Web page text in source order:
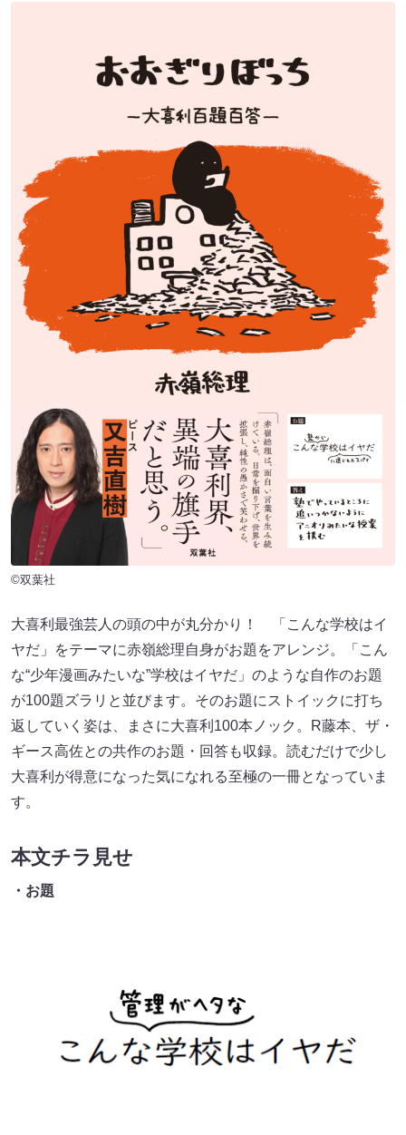
©双葉社
大喜利最強芸人の頭の中が丸分かり！ 「こんな学校はイ
ヤだ」をテーマに赤嶺総理自身がお題をアレンジ。「こん
な“少年漫画みたいな”学校はイヤだ」のような自作のお題
が100題ズラリと並びます。そのお題にストイックに打ち
返していく姿は、まさに大喜利100本ノック。R藤本、ザ・
ギース高佐との共作のお題・回答も収録。読むだけで少し
大喜利が得意になった気になれる至極の一冊となっていま
す。
本文チラ見せ
・お題